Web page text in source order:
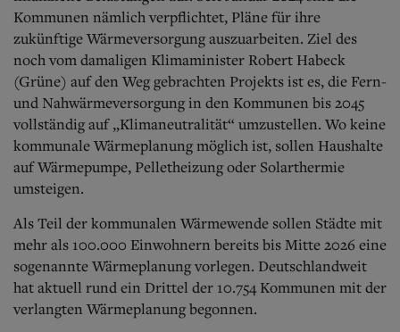
Aktuelle Ausgabe
Abonnenten-Login
Abonnent werden
Abo Prämien
Archiv
Mediadaten
Kontakt
Impressum
Datenschutz
Kommunen nämlich verpflichtet, Pläne für ihre
zukünftige Wärmeversorgung auszuarbeiten. Ziel des
noch vom damaligen Klimaminister Robert Habeck
(Grüne) auf den Weg gebrachten Projekts ist es, die Fern-
und Nahwärmeversorgung in den Kommunen bis 2045
vollständig auf „Klimaneutralität“ umzustellen. Wo keine
kommunale Wärmeplanung möglich ist, sollen Haushalte
auf Wärmepumpe, Pelletheizung oder Solarthermie
umsteigen.
Als Teil der kommunalen Wärmewende sollen Städte mit
mehr als 100.000 Einwohnern bereits bis Mitte 2026 eine
sogenannte Wärmeplanung vorlegen. Deutschlandweit
hat aktuell rund ein Drittel der 10.754 Kommunen mit der
verlangten Wärmeplanung begonnen.